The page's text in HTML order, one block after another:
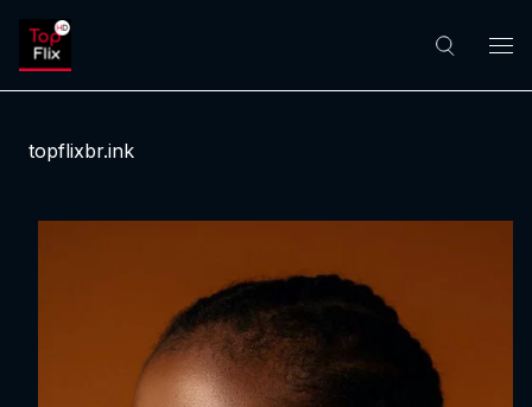
topflixbr.ink